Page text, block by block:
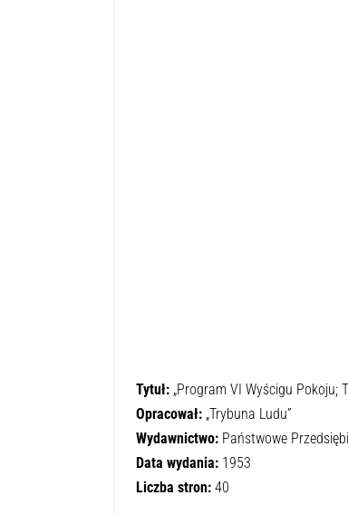
Tytuł: „Program VI Wyścigu Pokoju;
Opracował: „Trybuna Ludu”
Wydawnictwo: Państwowe
Data wydania:1953
Liczba stron:40